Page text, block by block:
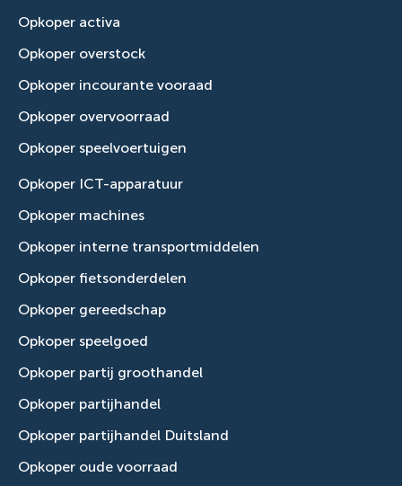
Opkoper activa
Opkoper overstock
Opkoper incourante vooraad
Opkoper overvoorraad
Opkoper speelvoertuigen
Opkoper ICT-apparatuur
Opkoper machines
Opkoper interne transportmiddelen
Opkoper fietsonderdelen
Opkoper gereedschap
Opkoper speelgoed
Opkoper partij groothandel
Opkoper partijhandel
Opkoper partijhandel Duitsland
Opkoper oude voorraad